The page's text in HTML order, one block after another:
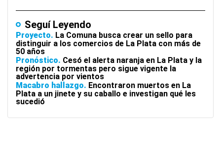
Seguí Leyendo
Proyecto La Comuna busca crear un sello para
distinguir a los comercios de La Plata con más de
50 años
Pronóstico Cesó el alerta naranja en La Plata y la
región por tormentas pero sigue vigente la
advertencia por vientos
Macabro hallazgo Encontraron muertos en La
Plata a un jinete y su caballo e investigan qué les
sucedió